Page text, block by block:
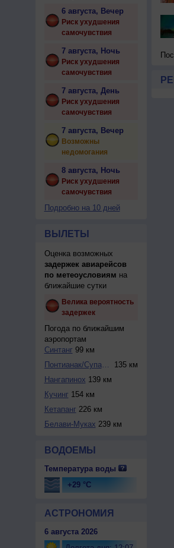
6 августа, Вечер
Риск ухудшения
самочувствия
7 августа, Ночь
Риск ухудшения
самочувствия
7 августа, День
Риск ухудшения
самочувствия
7 августа, Вечер
Возможны
недомогания
8 августа, Ночь
Риск ухудшения
самочувствия
Подробно на 10 дней
ВЫЛЕТЫ
Оценка возможных
задержек авиарейсов
по метеоусловиям на
ближайшие сутки
Велика вероятность
задержек
Погода по ближайшим
аэропортам
Синтанг 99 км
Понтианак/Супадио
135 км
Нангапинох 139 км
Кучинг 154 км
Кетапанг 226 км
Белави-Муках 239 км
ВОДОЕМЫ
Температура воды
+29 °C
АСТРОНОМИЯ
6 августа 2026